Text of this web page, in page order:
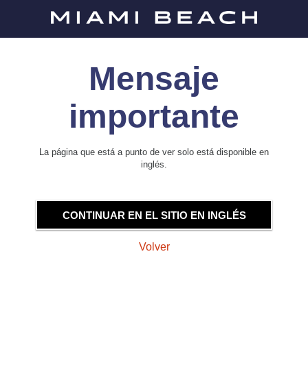
Mensaje
importante
La página que está a punto de ver solo está disponible en
inglés.
CONTINUAR EN EL SITIO EN INGLÉS
Volver